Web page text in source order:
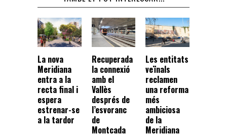
La nova
Meridiana
entra a la
recta final i
espera
estrenar-se
a la tardor
Recuperada
la connexió
amb el
Vallès
després de
l’esvoranc
de
Montcada
Les entitats
veïnals
reclamen
una reforma
més
ambiciosa
de la
Meridiana